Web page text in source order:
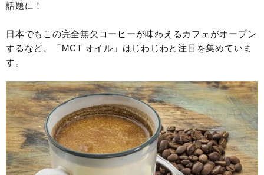
話題に！
日本でもこの完全無欠コーヒーが味わえるカフェがオープン
するなど、「MCT オイル」はじわじわと注目を集めていま
す。